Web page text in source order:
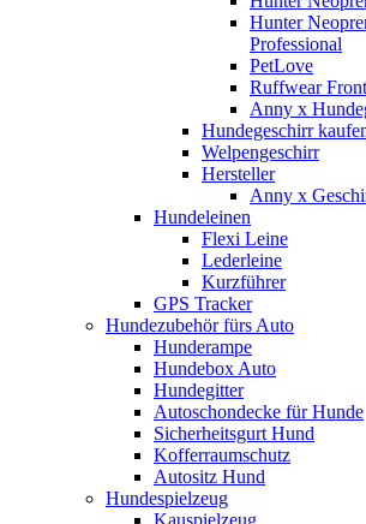
Hunter
Professional
PetLove
Ruffwear
Anny x
Hundegeschirr
Welpengeschirr
Hersteller
Anny x
Hundeleinen
Flexi Leine
Lederleine
Kurzführer
GPS Tracker
Hundezubehör fürs Auto
Hunderampe
Hundebox Auto
Hundegitter
Autoschondecke für Hunde
Sicherheitsgurt Hund
Kofferraumschutz
Autositz Hund
Hundespielzeug
Kauspielzeug